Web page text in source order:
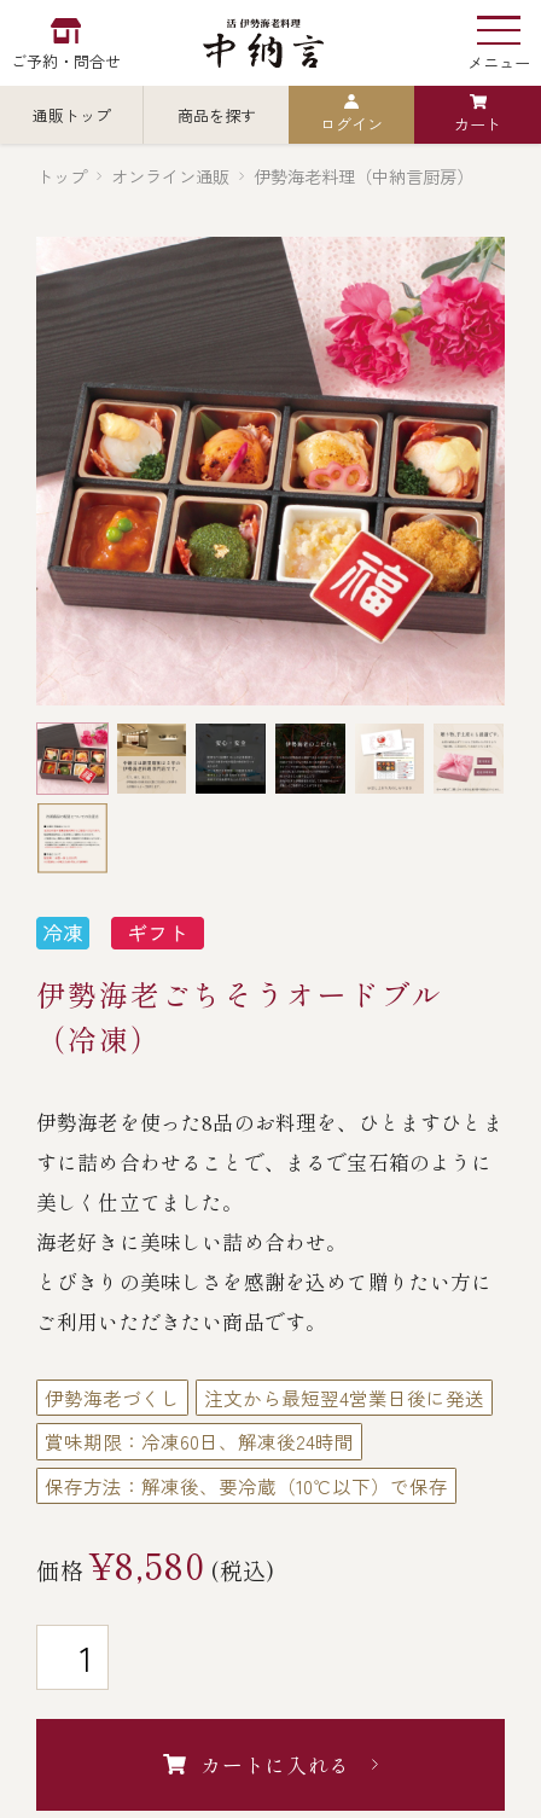
ご予約・問合せ メニュー
中納言のお食い初め
用途・シーン
ご結婚式 1.5次会・
二次会
レストラン
オンライン通販
(造り/焼物/蒸し/ボイル伊勢海老)
(ごちそう重/誕生日重/還暦重/お食い初め重)
(中納言/鉄板焼ひかり)
（中納言厨房）
弁当宅配・仕出し
鉄板焼 ひかり
製薬会社・MR
企業情報
プライバシーポリシー
サイトマップ
取引先エントリー
通販トップ 商品を探す
全ての商品を見る
伊勢海老
全ての商品を見る
お造り（お刺身）
焼物
蒸し
ボイル伊勢海老
ごちそう重
全ての商品を見る
ごちそう重
還暦重
誕生日重
お食い初め重
おせち
全ての商品を見る
生おせち
おせち冷凍
海鮮鍋
海鮮ＢＢＱ
調味料
お味噌汁
レストラン商品
鉄板焼ひかり
中納言
お弁当（冷凍）
その他
ギフト/贈り物
価格で探す
～￥2,999
￥3,000～￥4,999
￥5,000～￥9,999
ログイン カート
トップ オンライン通販 伊勢海老料理（中納言厨房）
伊勢海老ごちそうオードブル
（冷凍）
伊勢海老を使った8品のお料理を、ひとますひとま
すに詰め合わせることで、まるで宝石箱のように
美しく仕立てました。
海老好きに美味しい詰め合わせ。
とびきりの美味しさを感謝を込めて贈りたい方に
ご利用いただきたい商品です。
伊勢海老づくし
注文から最短翌4営業日後に発送
賞味期限：冷凍60日、解凍後24時間
保存方法：解凍後、要冷蔵（10℃以下）で保存
価格¥8,580 (税込)
カートに入れる